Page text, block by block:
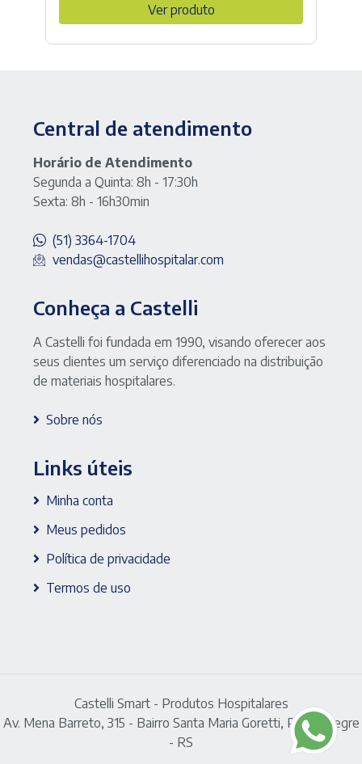
Ver produto
Central de atendimento
Horário de Atendimento
Segunda a Quinta: 8h - 17:30h
Sexta: 8h - 16h30min
(51) 3364-1704
vendas@castellihospitalar.com
Conheça a Castelli
A Castelli foi fundada em 1990, visando oferecer aos
seus clientes um serviço diferenciado na distribuição
de materiais hospitalares.
Sobre nós
Links úteis
Minha conta
Meus pedidos
Política de privacidade
Termos de uso
Castelli Smart - Produtos Hospitalares
Av. Mena Barreto, 315 - Bairro Santa Maria Goretti, Porto Alegre
- RS